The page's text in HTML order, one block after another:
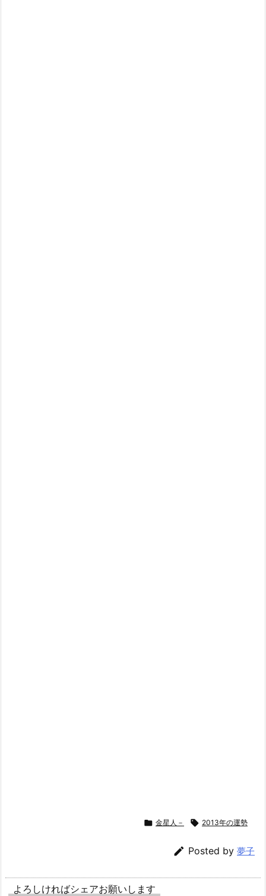
 金星人－  2013年の運勢
 Posted by 夢子
よろしければシェアお願いします